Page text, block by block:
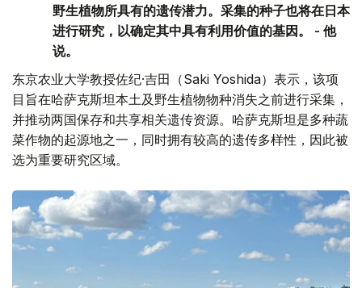
野生植物所具有的遗传潜力。采集的种子也将在日本
进行研究，以确定其中具有利用价值的基因。 - 他
说。
东京农业大学教授佐纪·吉田（Saki Yoshida）表示，该项
目旨在哈萨克斯坦本土及野生植物物种消失之前进行采集，
并推动两国保存和共享相关遗传资源。哈萨克斯坦是多种蔬
菜作物的起源地之一，同时拥有较高的遗传多样性，因此被
选为重要研究区域。